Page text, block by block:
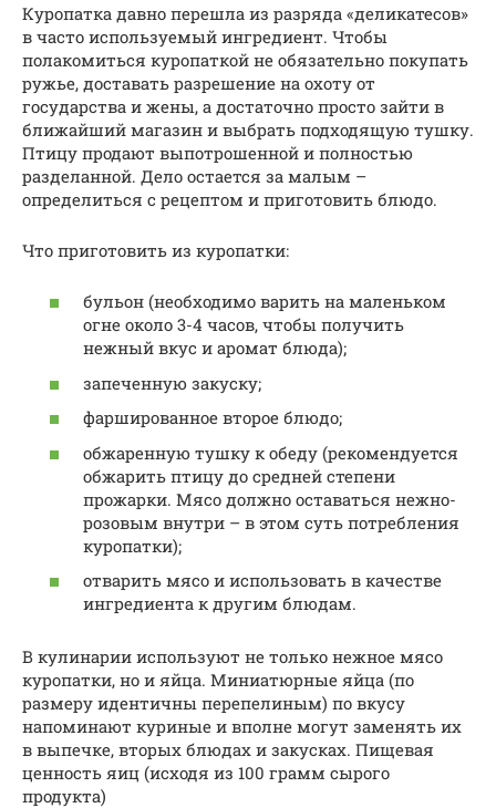
Куропатка давно перешла из разряда «деликатесов»
в часто используемый ингредиент. Чтобы
полакомиться куропаткой не обязательно покупать
ружье, доставать разрешение на охоту от
государства и жены, а достаточно просто зайти в
ближайший магазин и выбрать подходящую тушку.
Птицу продают выпотрошенной и полностью
разделанной. Дело остается за малым –
определиться с рецептом и приготовить блюдо.
Что приготовить из куропатки:
бульон (необходимо варить на маленьком
огне около 3-4 часов, чтобы получить
нежный вкус и аромат блюда);
запеченную закуску;
фаршированное второе блюдо;
обжаренную тушку к обеду (рекомендуется
обжарить птицу до средней степени
прожарки. Мясо должно оставаться нежно-
розовым внутри – в этом суть потребления
куропатки);
отварить мясо и использовать в качестве
ингредиента к другим блюдам.
В кулинарии используют не только нежное мясо
куропатки, но и яйца. Миниатюрные яйца (по
размеру идентичны перепелиным) по вкусу
напоминают куриные и вполне могут заменять их
в выпечке, вторых блюдах и закусках. Пищевая
ценность яиц (исходя из 100 грамм сырого
продукта)